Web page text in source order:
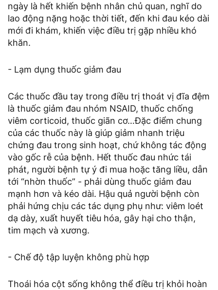
ngày là hết khiến bệnh nhân chủ quan, nghĩ do
lao động nặng hoặc thời tiết, đến khi đau kéo dài
mới đi khám, khiến việc điều trị gặp nhiều khó
khăn.
- Lạm dụng thuốc giảm đau
Các thuốc đầu tay trong điều trị thoát vị đĩa đệm
là thuốc giảm đau nhóm NSAID, thuốc chống
viêm corticoid, thuốc giãn cơ…Đặc điểm chung
của các thuốc này là giúp giảm nhanh triệu
chứng đau trong sinh hoạt, chứ không tác động
vào gốc rễ của bệnh. Hết thuốc đau nhức tái
phát, người bệnh tự ý đi mua hoặc tăng liều, dẫn
tới “nhờn thuốc” - phải dùng thuốc giảm đau
mạnh hơn và kéo dài. Hậu quả người bệnh còn
phải hứng chịu các tác dụng phụ như: viêm loét
dạ dày, xuất huyết tiêu hóa, gây hại cho thận,
tim mạch và xương.
- Chế độ tập luyện không phù hợp
Thoái hóa cột sống không thể điều trị khỏi hoàn